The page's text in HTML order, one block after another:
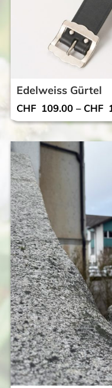
Edelweiss Gürtel
CHF 109.00 – CHF